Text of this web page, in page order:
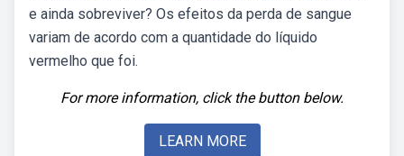
e ainda sobreviver? Os efeitos da perda de sangue
variam de acordo com a quantidade do líquido
vermelho que foi.
For more information, click the button below.
LEARN MORE